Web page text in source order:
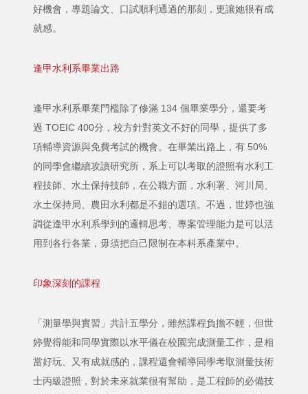
好機會，專題論文、口試順利通過的那刻，更讓她很有成
就感。
逢甲水利系畢業出路
逢甲水利系畢業門檻除了修滿 134 個畢業學分，還要考
過 TOEIC 400分，校方針對英文不好的同學，提供了多
項輔導資源與免費考試的機會。在畢業出路上，有 50%
的同學會繼續攻讀研究所，系上可以考取的證照有水利工
程技師、水土保持技師，在公職方面，水利署、河川局、
水土保持局、農田水利都是不錯的選項。不過，世婷也強
調從逢甲水利系學到的邏輯思考、專案管理能力是可以活
用到各行各業，毋須把自己限制在本科系產業中。
印象深刻的課程
「測量學與實習」共計五學分，雖然課程負擔不輕，但世
婷覺得能和同學實際以水平儀在校園完成測量工作，是相
當好玩、又有成就感的，課程還會輔導同學考取測量技術
士丙級證照，對於未來就業很有幫助，是工程師的必備技